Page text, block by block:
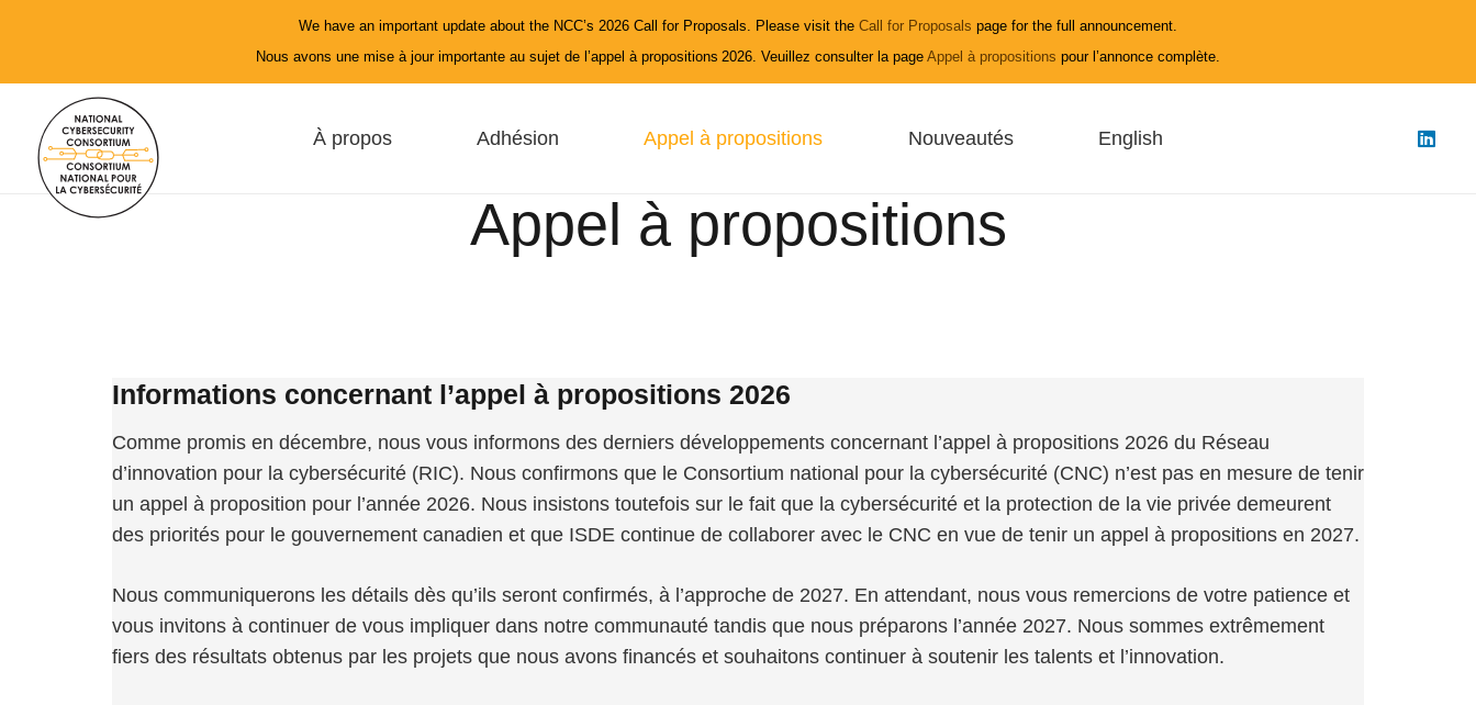
We have an important update about the NCC’s 2026 Call for Proposals. Please visit the Call for Proposals page for the full announcement.
Nous avons une mise à jour importante au sujet de l’appel à propositions 2026. Veuillez consulter la page Appel à propositions pour l’annonce complète.
À propos Adhésion Appel à propositions Nouveautés English
Appel à propositions
Informations concernant l’appel à propositions 2026
Comme promis en décembre, nous vous informons des derniers développements concernant l’appel à propositions 2026 du Réseau
d’innovation pour la cybersécurité (RIC). Nous confirmons que le Consortium national pour la cybersécurité (CNC) n’est pas en mesure de tenir
un appel à proposition pour l’année 2026. Nous insistons toutefois sur le fait que la cybersécurité et la protection de la vie privée demeurent
des priorités pour le gouvernement canadien et que ISDE continue de collaborer avec le CNC en vue de tenir un appel à propositions en 2027.
Nous communiquerons les détails dès qu’ils seront confirmés, à l’approche de 2027. En attendant, nous vous remercions de votre patience et
vous invitons à continuer de vous impliquer dans notre communauté tandis que nous préparons l’année 2027. Nous sommes extrêmement
fiers des résultats obtenus par les projets que nous avons financés et souhaitons continuer à soutenir les talents et l’innovation.